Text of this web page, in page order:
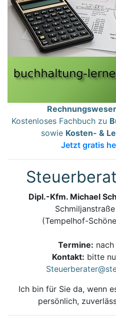
Kostenloses Fachbuch zu
sowie Kosten- &
Jetzt gratis
Dipl.-Kfm. Michael
Schmiljanstraße
(Tempelhof-
Termine:
Kontakt: bitte
Ich bin für Sie da, wenn
persönlich,